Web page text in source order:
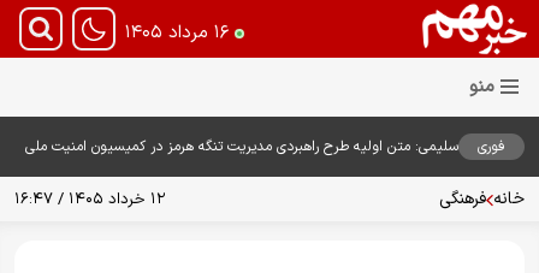
۱۶ مرداد ۱۴۰۵
فوری
سلیمی: متن اولیه طرح راهبردی مدیریت تنگه هرمز در کمیسیون امنیت ملی
خانه فرهنگی ۱۲ خرداد ۱۴۰۵ / ۱۶:۴۷